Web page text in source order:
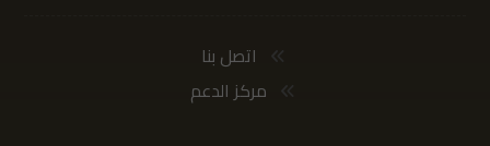
اتصل بنا
مركز الدعم